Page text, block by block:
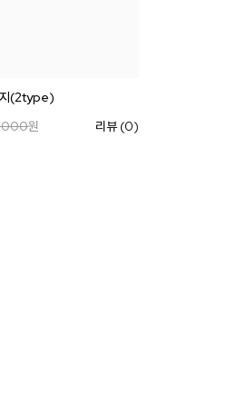
지(2type)
원 리뷰 (0)